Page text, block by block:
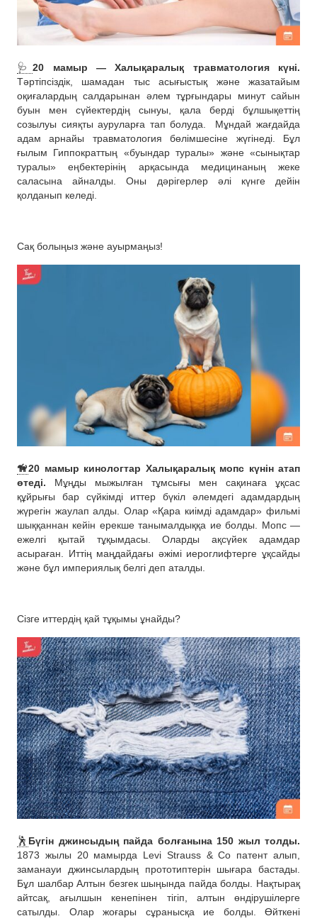
🩺20 мамыр — Халықаралық травматология күні.
Тәртіпсіздік, шамадан тыс асығыстық және жазатайым
оқиғалардың салдарынан әлем тұрғындары минут сайын
буын мен сүйектердің сынуы, қала берді бұлшықеттің
созылуы сияқты ауруларға тап болуда.
Мұндай жағдайда
адам арнайы травматология бөлімшесіне жүгінеді. Бұл
ғылым Гиппократтың «буындар туралы» және «сынықтар
туралы» еңбектерінің арқасында медицинаның жеке
саласына айналды. Оны дәрігерлер әлі күнге дейін
қолданып келеді.
Сақ болыңыз және ауырмаңыз!
🦮20 мамыр кинологтар Халықаралық мопс күнін атап
өтеді. Мұңды мыжылған тұмсығы мен сақинаға ұқсас
құйрығы бар сүйкімді иттер бүкіл әлемдегі адамдардың
жүрегін жаулап алды. Олар «Қара киімді адамдар» фильмі
шыққаннан кейін ерекше танымалдыққа ие болды. Мопс —
ежелгі қытай тұқымдасы. Оларды ақсүйек адамдар
асыраған. Иттің маңдайдағы әжімі иероглифтерге ұқсайды
және бұл империялық белгі деп аталды.
Сізге иттердің қай тұқымы ұнайды?
🕺 Бүгін джинсыдың пайда болғанына 150 жыл толды.
1873 жылы 20 мамырда Levi Strauss & Co патент алып,
заманауи джинсылардың прототиптерін шығара бастады.
Бұл шалбар Алтын безгек шыңында пайда болды. Нақтырақ
айтсақ, ағылшын кенепінен тігіп, алтын өндірушілерге
сатылды. Олар жоғары сұранысқа ие болды. Өйткені